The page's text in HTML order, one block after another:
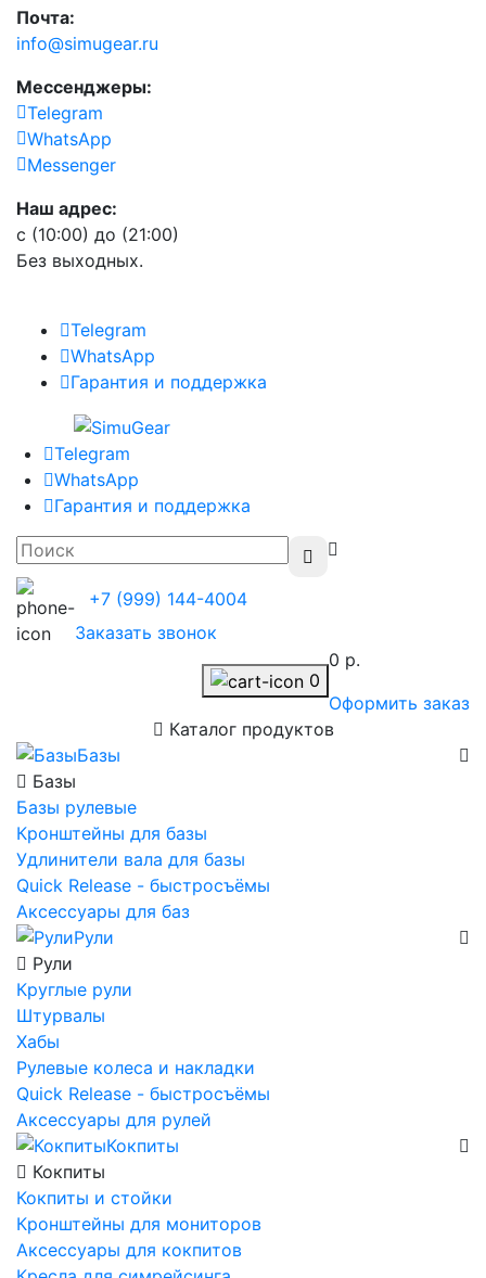
Почта:
info@simugear.ru
Мессенджеры:
Telegram
WhatsApp
Messenger
Наш адрес:
с (10:00) до (21:00)
Без выходных.
Telegram
WhatsApp
Гарантия и поддержка
Telegram
WhatsApp
Гарантия и поддержка
+7 (999) 144-4004
Заказать звонок
0
0 р.
Оформить заказ
Каталог продуктов
Базы
Базы
Базы рулевые
Кронштейны для базы
Удлинители вала для базы
Quick Release - быстросъёмы
Аксессуары для баз
Рули
Рули
Круглые рули
Штурвалы
Хабы
Рулевые колеса и накладки
Quick Release - быстросъёмы
Аксессуары для рулей
Кокпиты
Кокпиты
Кокпиты и стойки
Кронштейны для мониторов
Аксессуары для кокпитов